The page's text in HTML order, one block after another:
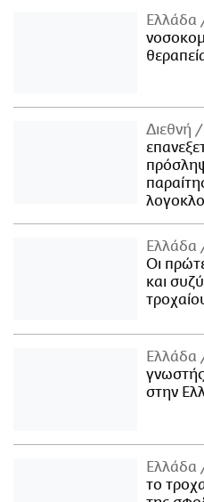
Ελλάδα
Διεθνή
Ελλάδα
Οι
και
Ελλάδα
στην
Ελλάδα
το